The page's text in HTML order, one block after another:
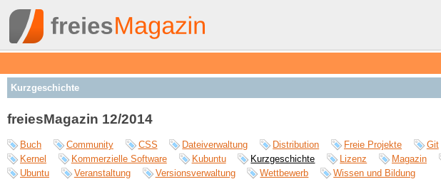
Kurzgeschichte
freiesMagazin 12/2014
Buch Community CSS Dateiverwaltung Distribution Freie Projekte Git
Kernel
Kommerzielle Software Kubuntu Kurzgeschichte Lizenz Magazin
Ubuntu
Veranstaltung Versionsverwaltung Wettbewerb Wissen und Bildung